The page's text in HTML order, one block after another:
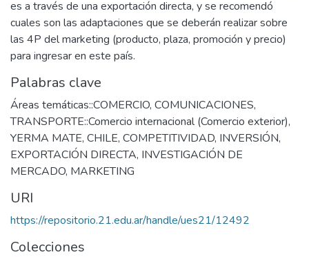
es a través de una exportación directa, y se recomendó
cuales son las adaptaciones que se deberán realizar sobre
las 4P del marketing (producto, plaza, promoción y precio)
para ingresar en este país.
Palabras clave
Áreas temáticas::COMERCIO, COMUNICACIONES,
TRANSPORTE::Comercio internacional (Comercio exterior),
YERMA MATE, CHILE, COMPETITIVIDAD, INVERSIÓN,
EXPORTACIÓN DIRECTA, INVESTIGACIÓN DE
MERCADO, MARKETING
URI
https://repositorio.21.edu.ar/handle/ues21/12492
Colecciones